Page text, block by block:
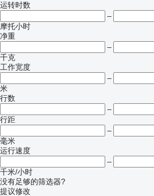
运转时数
–
摩托小时
净重
–
千克
工作宽度
–
米
行数
–
行距
–
毫米
运行速度
–
千米/小时
没有足够的筛选器?
提议修改